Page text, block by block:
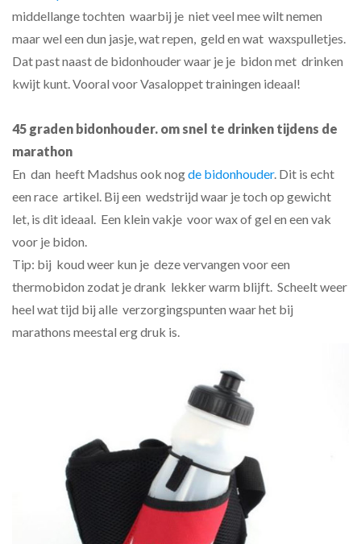
middellange tochten waarbij je niet veel mee wilt nemen
maar wel een dun jasje, wat repen, geld en wat waxspulletjes.
Dat past naast de bidonhouder waar je je bidon met drinken
kwijt kunt. Vooral voor Vasaloppet trainingen ideaal!
45 graden bidonhouder. om snel te drinken tijdens de
marathon
En dan heeft Madshus ook nogde bidonhouder. Dit is echt
een race artikel. Bij een wedstrijd waar je toch op gewicht
let, is dit ideaal. Een klein vakje voor wax of gel en een vak
voor je bidon.
Tip: bij koud weer kun je deze vervangen voor een
thermobidon zodat je drank lekker warm blijft. Scheelt weer
heel wat tijd bij alle verzorgingspunten waar het bij
marathons meestal erg druk is.